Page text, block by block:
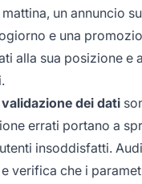
un annuncio
e una
alla sua posizione e
dei dati
errati portano a
insoddisfatti.
verifica che i